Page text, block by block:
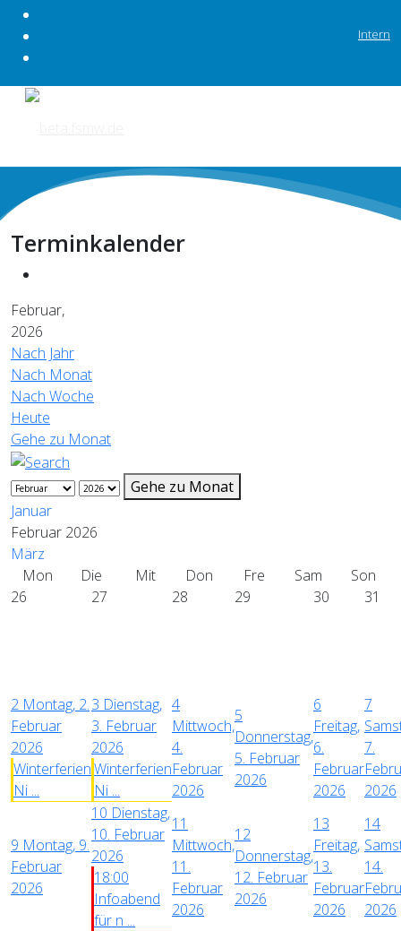
Intern
Terminkalender
Februar,
2026
Nach Jahr
Nach Monat
Nach Woche
Heute
Gehe zu Monat
Gehe zu Monat
Januar
Februar 2026
März
Mon
Die Mit Don Fre Sam
Son
26
27 28 29 30 31
2 Montag, 2.
Februar
2026
Winterferien
Ni ...
3 Dienstag,
3. Februar
2026
Winterferien
Ni ...
4
Mittwoch,
4.
Februar
2026
5
Donnerstag,
5. Februar
2026
6
Freitag,
6.
Februar
2026
7
7.
2026
9 Montag, 9.
Februar
2026
10 Dienstag,
10. Februar
2026
18:00
Infoabend
für n ...
11
Mittwoch,
11.
Februar
2026
12
Donnerstag,
12. Februar
2026
13
Freitag,
13.
Februar
2026
14
14.
2026